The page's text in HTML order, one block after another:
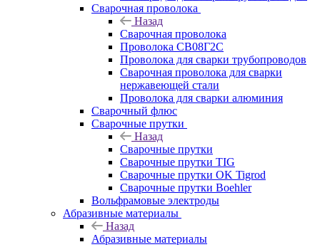
Сварочная проволока
Назад
Сварочная проволока
Проволока СВ08Г2С
Проволока для сварки трубопроводов
Сварочная проволока для сварки
нержавеющей стали
Проволока для сварки алюминия
Сварочный флюс
Сварочные прутки
Назад
Сварочные прутки
Сварочные прутки TIG
Сварочные прутки OK Tigrod
Сварочные прутки Boehler
Вольфрамовые электроды
Абразивные материалы
Назад
Абразивные материалы